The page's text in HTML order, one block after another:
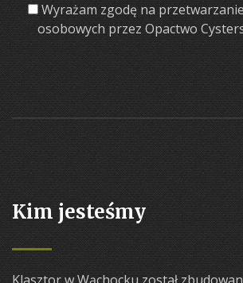
Wyrażam zgodę na
osobowych przez Opactwo
Kim jesteśmy